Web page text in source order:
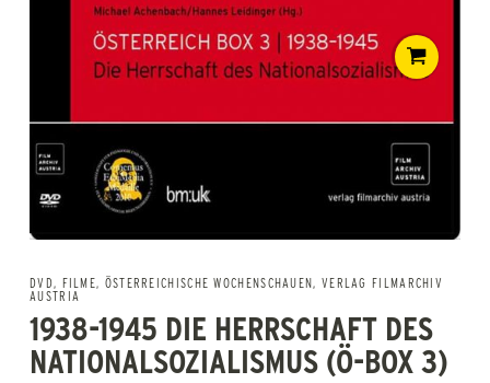
DVD, FILME, ÖSTERREICHISCHE WOCHENSCHAUEN, VERLAG FILMARCHIV
AUSTRIA
1938-1945 DIE HERRSCHAFT DES
NATIONALSOZIALISMUS (Ö-BOX 3)